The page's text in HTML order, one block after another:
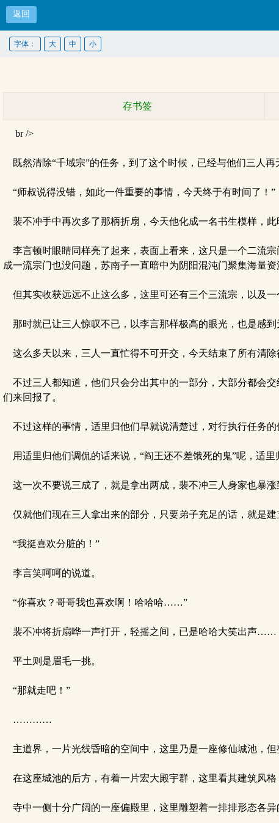
返回
字体： 大 中 小
存书签
br />
既然清除“千域宗”的任务，到了这个时候，已经与他们三人
“师叔说得没错，如此一件重要的事情，今天终于有时间了！”
裴不冲手中再次多了那柄折扇，今天他化成一名书生模样，
李言顿时眼睛同样亮了起来，表面上看来，这只是一个二流
成一流宗门也没问题，苏南子一直暗中为阴阳混沌门聚集海量资
但其实收获远远不止这么多，这里可还有三个三流宗，以及
那时就已让三人惊叹不已，以李言那样极高的眼光，也是感到
这么多天以来，三人一直忙得不可开交，今天结束了所有清除
不过三人都知道，他们只会分出其中的一部分，大部分都会
们来回报了。
不过这样的事情，适里归他们早就说清楚过，对行执行任务的
用适里归他们调侃的话来说，“阎王还不差饿死的鬼”呢，适
这一次不要说三成了，就是拿出两成，裴不冲三人身家也暴
仅就他们现在三人拿出来的部分，只要弟子充足的话，就是建
“我挺喜欢分脏的！”
李言笑呵呵的说道。
“你喜欢？哥哥我也喜欢啊！哈哈哈……”
裴不冲将折扇哗一声打开，轻摇之间，已是哈哈大笑出声……
平土则是眉毛一挑。
“那就走吧！”
…………
主道界，一片光线昏暗的空间中，这里乃是一座修仙城池，
在这座城池的后方，有着一片宏大殿宇群，这里看其建筑风
寺中一侧十分广阔的一座偏殿里，这里雕塑着一排排形态各